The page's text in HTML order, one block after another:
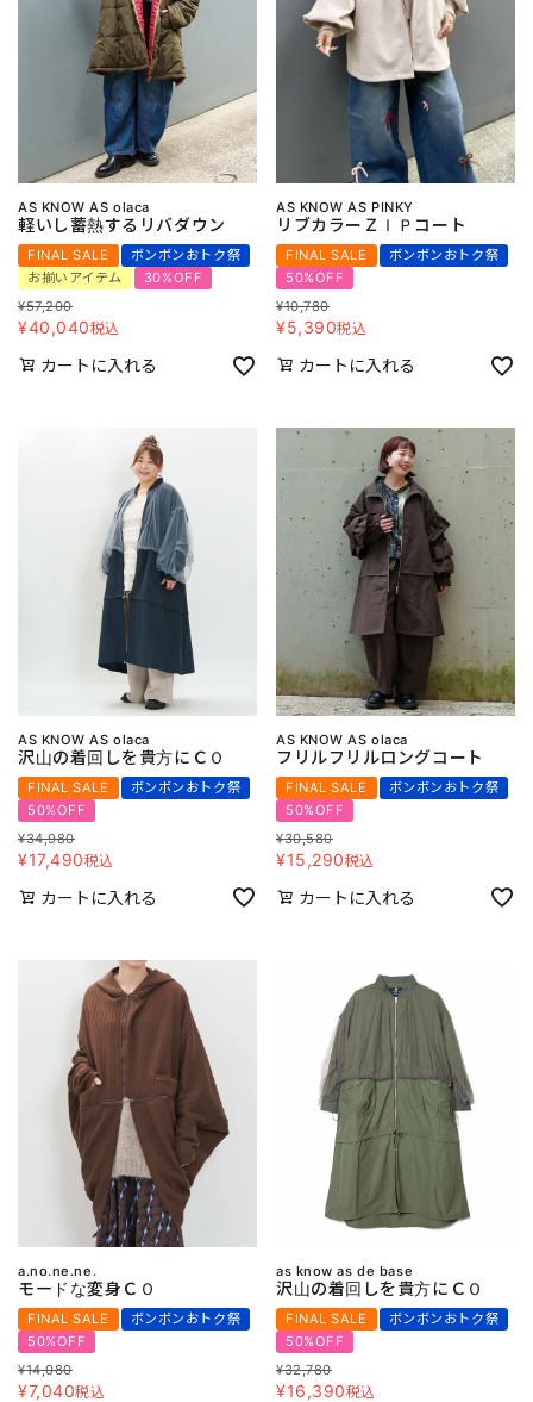
AS KNOW AS olaca
軽いし蓄熱するリバダウン
FINAL SALE
ボンボンおトク祭
お揃いアイテム
30%OFF
¥57,200
¥40,040税込
カートに入れる
AS KNOW AS PINKY
リブカラーＺＩＰコート
FINAL SALE
ボンボンおトク祭
50%OFF
¥10,780
¥5,390税込
カートに入れる
AS KNOW AS olaca
沢山の着回しを貴方にＣＯ
FINAL SALE
ボンボンおトク祭
50%OFF
¥34,980
¥17,490税込
カートに入れる
AS KNOW AS olaca
フリルフリルロングコート
FINAL SALE
ボンボンおトク祭
50%OFF
¥30,580
¥15,290税込
カートに入れる
a.no.ne.ne.
モードな変身ＣＯ
FINAL SALE
ボンボンおトク祭
50%OFF
¥14,080
¥7,040税込
as know as de base
沢山の着回しを貴方にＣＯ
FINAL SALE
ボンボンおトク祭
50%OFF
¥32,780
¥16,390税込